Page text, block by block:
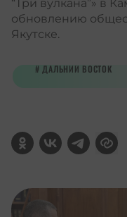
“Три вулкана”» в
обновлению
Якутске.
ДАЛЬНИЙ ВОСТОК